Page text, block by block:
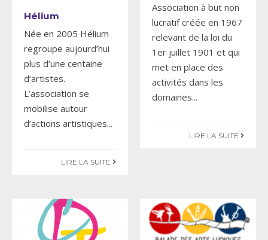
Hélium
Née en 2005 Hélium
regroupe aujourd’hui
plus d’une centaine
d’artistes.
L’association se
mobilise autour
d’actions artistiques...
LIRE LA SUITE
Association à but non
lucratif créée en 1967
relevant de la loi du
1er juillet 1901 et qui
met en place des
activités dans les
domaines...
LIRE LA SUITE